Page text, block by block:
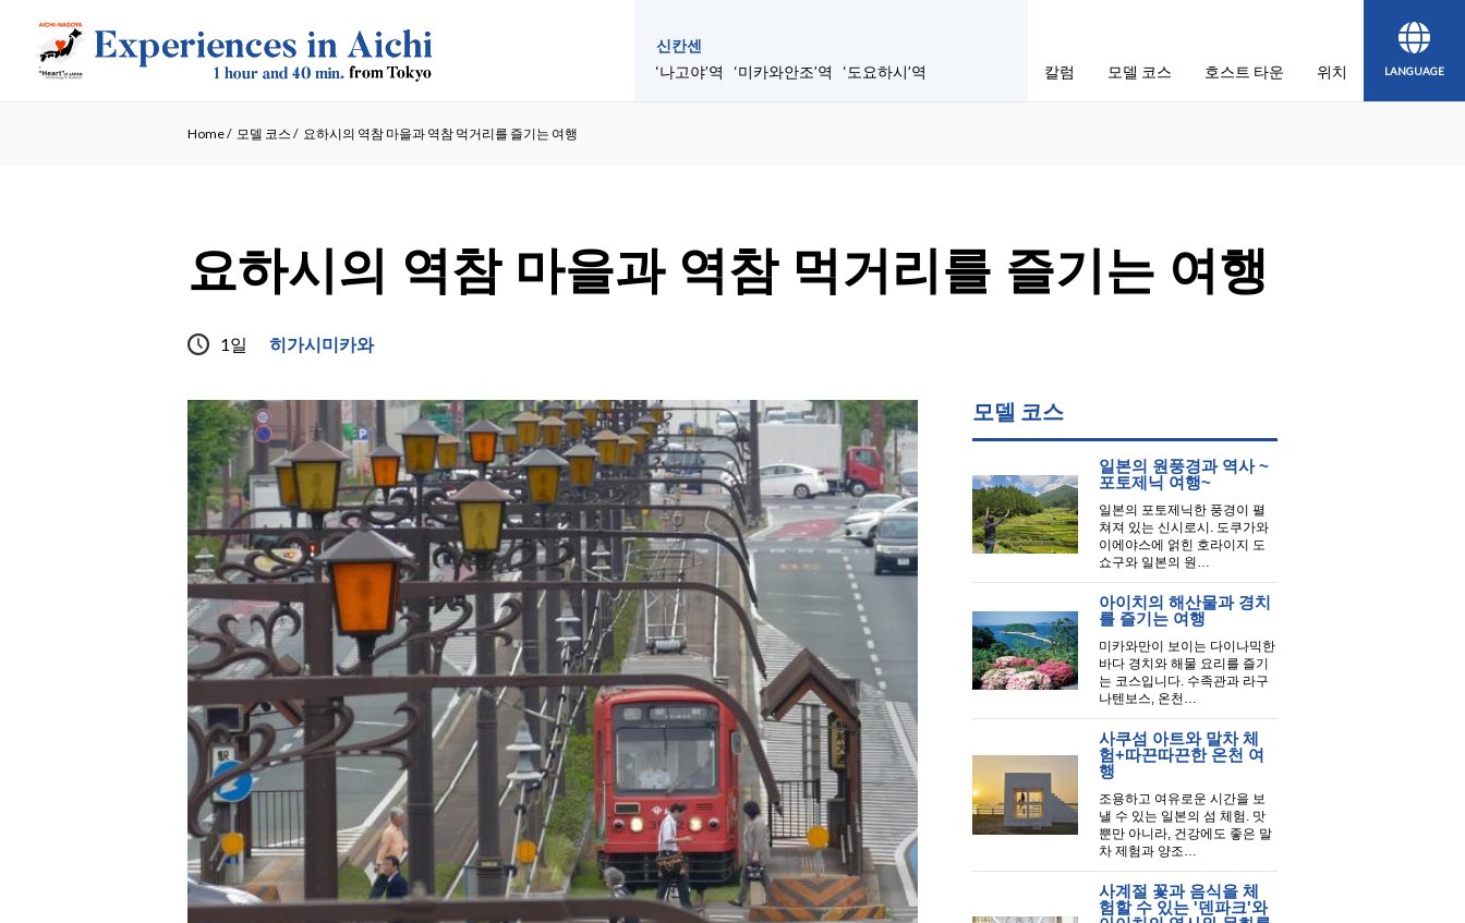
신칸센
‘나고야’역
‘미카와안조’역 ‘도요하시’역 칼럼 모델 코스 호스트 타운 위치 LANGUAGE
Home/ 모델 코스 / 요하시의 역참 마을과 역참 먹거리를 즐기는 여행
요하시의 역참 마을과 역참 먹거리를 즐기는 여행
1일 히가시미카와
모델 코스
일본의 원풍경과 역사 ~
포토제닉 여행~
일본의 포토제닉한 풍경이 펼
쳐져 있는 신시로시. 도쿠가와
이에야스에 얽힌 호라이지 도
쇼구와 일본의 원…
아이치의 해산물과 경치
를 즐기는 여행
미카와만이 보이는 다이나믹한
바다 경치와 해물 요리를 즐기
는 코스입니다. 수족관과 라구
나텐보스, 온천…
사쿠섬 아트와 말차 체
험+따끈따끈한 온천 여
행
조용하고 여유로운 시간을 보
낼 수 있는 일본의 섬 체험. 맛
뿐만 아니라, 건강에도 좋은 말
차 제험과 양조…
사계절 꽃과 음식을 체
험할 수 있는 '덴파크'와